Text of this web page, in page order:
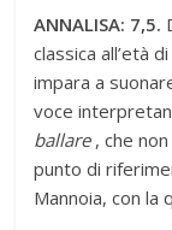
ANNALISA: 7,5.
classica all’età
impara a
voce
ballare, che
punto di
Mannoia, con la